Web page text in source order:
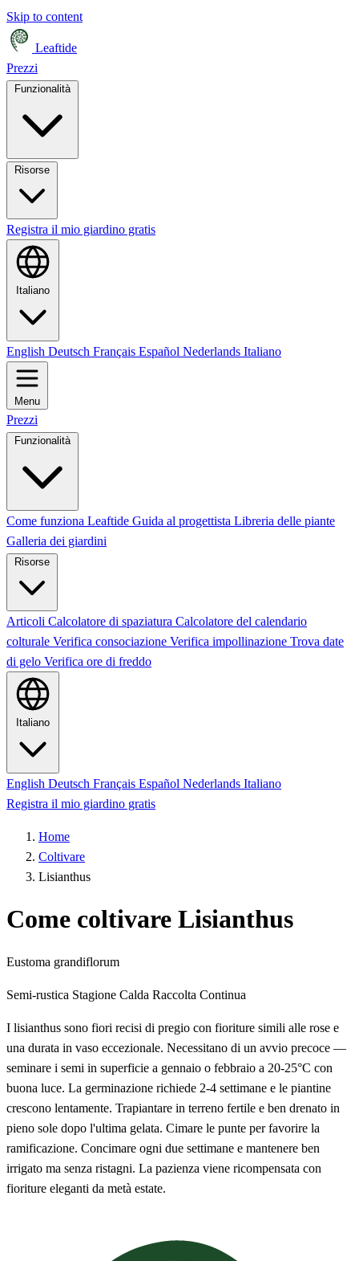
Skip to content
Leaftide
Prezzi
Funzionalità
Registra il mio giardino gratis
Italiano
English Deutsch Français Español Nederlands Italiano
Menu
Prezzi
Funzionalità
Come funziona Leaftide Guida al progettista Libreria delle piante
Galleria dei giardini
Risorse
Articoli Calcolatore di spaziatura Calcolatore del calendario
colturale Verifica consociazione Verifica impollinazione Trova date
di gelo Verifica ore di freddo
Italiano
English Deutsch Français Español Nederlands Italiano
Registra il mio giardino gratis
Home
Coltivare
Lisianthus
Come coltivare Lisianthus
Eustoma grandiflorum
Semi-rustica Stagione Calda Raccolta Continua
I lisianthus sono fiori recisi di pregio con fioriture simili alle rose e
una durata in vaso eccezionale. Necessitano di un avvio precoce —
seminare i semi in superficie a gennaio o febbraio a 20-25°C con
buona luce. La germinazione richiede 2-4 settimane e le piantine
crescono lentamente. Trapiantare in terreno fertile e ben drenato in
pieno sole dopo l'ultima gelata. Cimare le punte per favorire la
ramificazione. Concimare ogni due settimane e mantenere ben
irrigato ma senza ristagni. La pazienza viene ricompensata con
fioriture eleganti da metà estate.